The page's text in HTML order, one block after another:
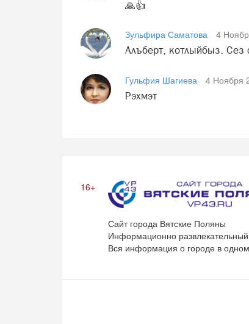
🙏👍
Зульфира Саматова
4
Алъберт, котлыйбыз. Сез
Гульфия Шагиева
4 Ноября
Рэхмэт
16+
Сайт города Вятские Поляны
Информационно
Вся информация о городе в